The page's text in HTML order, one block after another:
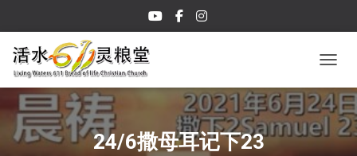
24/6撒母耳记下23